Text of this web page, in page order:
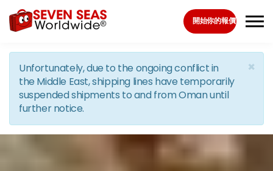
Skip to the content
開始你的報價
×
Unfortunately, due to the ongoing conflict in
the Middle East, shipping lines have temporarily
suspended shipments to and from Oman until
further notice.